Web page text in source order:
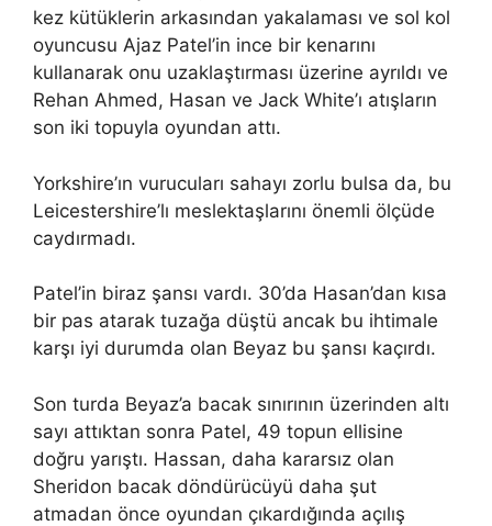
kez kütüklerin arkasından yakalaması ve sol kol
oyuncusu Ajaz Patel’in ince bir kenarını
kullanarak onu uzaklaştırması üzerine ayrıldı ve
Rehan Ahmed, Hasan ve Jack White’ı atışların
son iki topuyla oyundan attı.
Yorkshire’ın vurucuları sahayı zorlu bulsa da, bu
Leicestershire’lı meslektaşlarını önemli ölçüde
caydırmadı.
Patel’in biraz şansı vardı. 30’da Hasan’dan kısa
bir pas atarak tuzağa düştü ancak bu ihtimale
karşı iyi durumda olan Beyaz bu şansı kaçırdı.
Son turda Beyaz’a bacak sınırının üzerinden altı
sayı attıktan sonra Patel, 49 topun ellisine
doğru yarıştı. Hassan, daha kararsız olan
Sheridon bacak döndürücüyü daha şut
atmadan önce oyundan çıkardığında açılış